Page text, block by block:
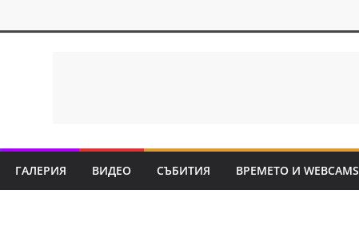
ГАЛЕРИЯ ВИДЕО СЪБИТИЯ ВРЕМЕТО И WEBCAMS